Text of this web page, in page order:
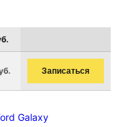
Записаться
Galaxy